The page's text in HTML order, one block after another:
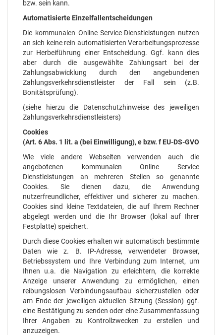
bzw. sein kann.
Automatisierte Einzelfallentscheidungen
Die kommunalen Online Service-Dienstleistungen nutzen
an sich keine rein automatisierten Verarbeitungsprozesse
zur Herbeiführung einer Entscheidung. Ggf. kann dies
aber durch die ausgewählte Zahlungsart bei der
Zahlungsabwicklung durch den angebundenen
Zahlungsverkehrsdienstleister der Fall sein (z.B.
Bonitätsprüfung).
(siehe hierzu die Datenschutzhinweise des jeweiligen
Zahlungsverkehrsdienstleisters)
Cookies
(Art. 6 Abs. 1 lit. a (bei Einwilligung), e bzw. f EU-DS-GVO
Wie viele andere Webseiten verwenden auch die
angebotenen kommunalen Online Service
Dienstleistungen an mehreren Stellen so genannte
Cookies. Sie dienen dazu, die Anwendung
nutzerfreundlicher, effektiver und sicherer zu machen.
Cookies sind kleine Textdateien, die auf Ihrem Rechner
abgelegt werden und die Ihr Browser (lokal auf Ihrer
Festplatte) speichert.
Durch diese Cookies erhalten wir automatisch bestimmte
Daten wie z. B. IP-Adresse, verwendeter Browser,
Betriebssystem und Ihre Verbindung zum Internet, um
Ihnen u.a. die Navigation zu erleichtern, die korrekte
Anzeige unserer Anwendung zu ermöglichen, einen
reibungslosen Verbindungsaufbau sicherzustellen oder
am Ende der jeweiligen aktuellen Sitzung (Session) ggf.
eine Bestätigung zu senden oder eine Zusammenfassung
Ihrer Angaben zu Kontrollzwecken zu erstellen und
anzuzeigen.